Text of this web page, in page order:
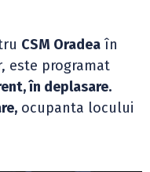
CSM Oradea în
este programat
în deplasare.
ocupanta locului